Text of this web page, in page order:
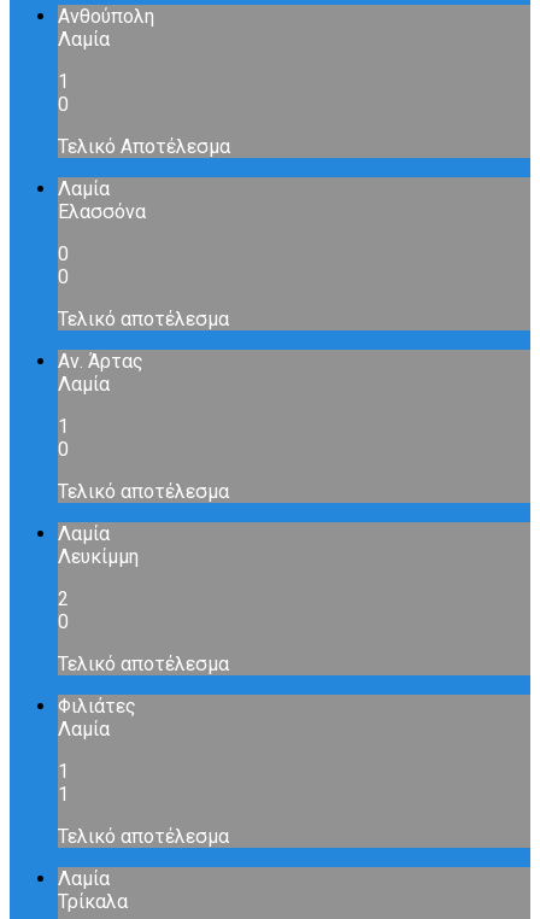
Ανθούπολη
Λαμία
1
0
Τελικό Αποτέλεσμα
Λαμία
Ελασσόνα
0
0
Τελικό αποτέλεσμα
Αν. Άρτας
Λαμία
1
0
Τελικό αποτέλεσμα
Λαμία
Λευκίμμη
2
0
Τελικό αποτέλεσμα
Φιλιάτες
Λαμία
1
1
Τελικό αποτέλεσμα
Λαμία
Τρίκαλα